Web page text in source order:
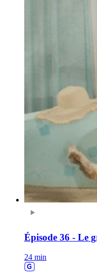
Épisode 36 - Le
24 min